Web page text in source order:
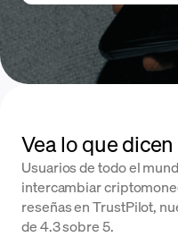
Vea lo que
Usuarios de todo el
intercambiar
reseñas en TrustPilot,
de 4.3 sobre 5.